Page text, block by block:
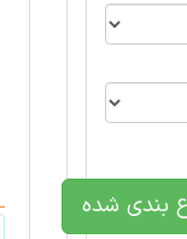
بندی شده